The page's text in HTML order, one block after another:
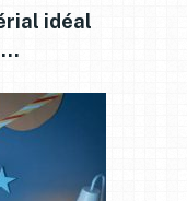
idéal
…